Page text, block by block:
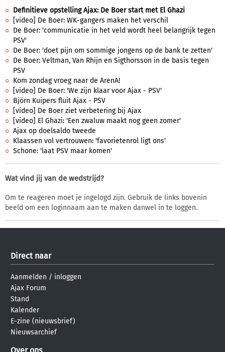
Definitieve opstelling Ajax: De Boer start met El Ghazi
[video] De Boer: WK-gangers maken het verschil
De Boer: 'communicatie in het veld wordt heel belangrijk tegen
PSV'
De Boer: 'doet pijn om sommige jongens op de bank te zetten'
De Boer: Veltman, Van Rhijn en Sigthorsson in de basis tegen
PSV
Kom zondag vroeg naar de ArenA!
[video] De Boer: 'We zijn klaar voor Ajax - PSV'
Björn Kuipers fluit Ajax - PSV
[video] De Boer ziet verbetering bij Ajax
[video] El Ghazi: 'Een zwaluw maakt nog geen zomer'
Ajax op doelsaldo tweede
Klaassen vol vertrouwen: 'favorietenrol ligt ons'
Schone: 'laat PSV maar komen'
Wat vind jij van de wedstrijd?
Om te reageren moet je ingelogd zijn. Gebruik de links bovenin
beeld om een loginnaam aan te maken danwel in te loggen.
Direct naar
Aanmelden / inloggen
Ajax Forum
Stand
Kalender
E-zine (nieuwsbrief)
Nieuwsarchief